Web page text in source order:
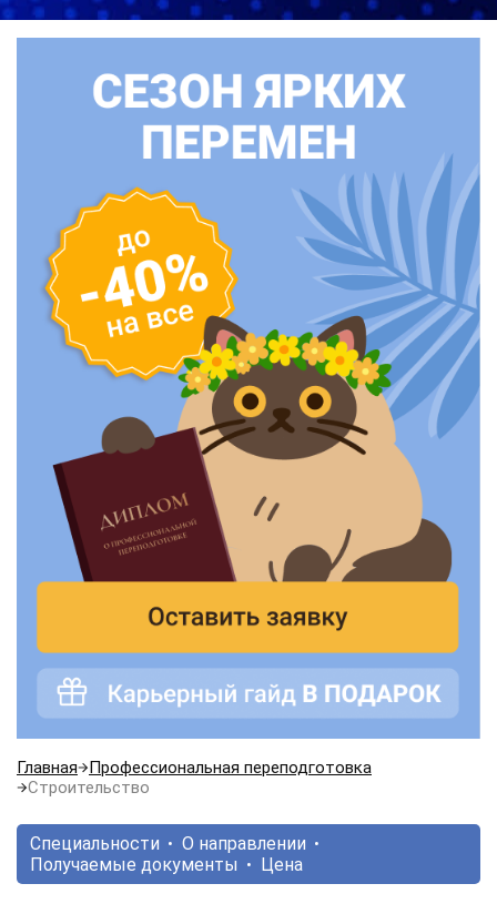
Главная
Профессиональная переподготовка
Строительство
Специальности
О направлении
Получаемые документы
Цена